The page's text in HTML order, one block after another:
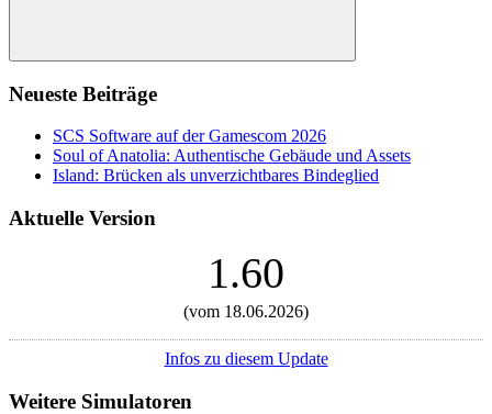
Suchen
Neueste Beiträge
SCS Software auf der Gamescom 2026
Soul of Anatolia: Authentische Gebäude und Assets
Island: Brücken als unverzichtbares Bindeglied
Aktuelle Version
1.60
(vom 18.06.2026)
Infos zu diesem Update
Weitere Simulatoren